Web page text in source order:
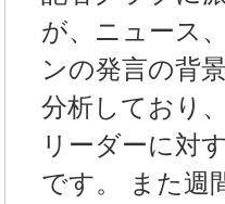
が、ニュース
ンの発言の背
分析しており
リーダーに対
です。 また週